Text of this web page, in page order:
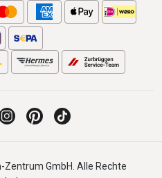
GmbH. Alle Rechte